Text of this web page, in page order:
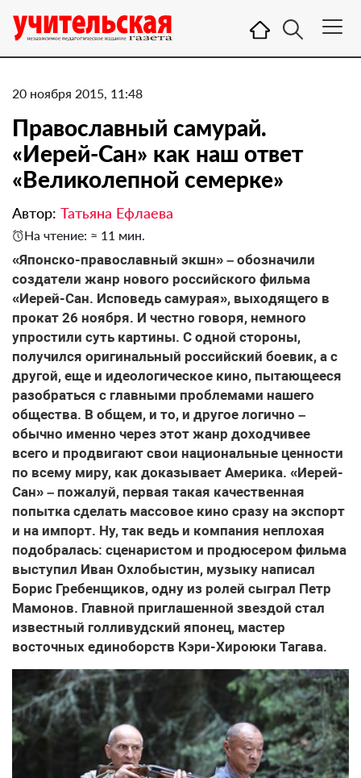
20 ноября 2015, 11:48
Православный самурай.
«Иерей-Cан» как наш ответ
«Великолепной семерке»
Автор: Татьяна Ефлаева
На чтение: ≈ 11 мин.
«Японско-православный экшн» – обозначили
создатели жанр нового российского фильма
«Иерей-Cан. Исповедь самурая», выходящего в
прокат 26 ноября. И честно говоря, немного
упростили суть картины. С одной стороны,
получился оригинальный российский боевик, а с
другой, еще и идеологическое кино, пытающееся
разобраться с главными проблемами нашего
общества. В общем, и то, и другое логично –
обычно именно через этот жанр доходчивее
всего и продвигают свои национальные ценности
по всему миру, как доказывает Америка. «Иерей-
Сан» – пожалуй, первая такая качественная
попытка сделать массовое кино сразу на экспорт
и на импорт. Ну, так ведь и компания неплохая
подобралась: сценаристом и продюсером фильма
выступил Иван Охлобыстин, музыку написал
Борис Гребенщиков, одну из ролей сыграл Петр
Мамонов. Главной приглашенной звездой стал
известный голливудский японец, мастер
восточных единоборств Кэри-Хироюки Тагава.